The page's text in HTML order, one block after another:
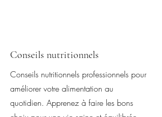
Conseils nutritionnels
Conseils nutritionnels professionnels pour
améliorer votre alimentation au
quotidien. Apprenez à faire les bons